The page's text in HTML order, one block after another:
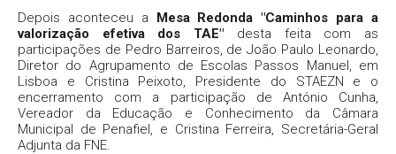
Depois aconteceu a Mesa Redonda "Caminhos para a
valorização efetiva dos TAE" desta feita com as
participações de Pedro Barreiros, de João Paulo Leonardo,
Diretor do Agrupamento de Escolas Passos Manuel, em
Lisboa e Cristina Peixoto, Presidente do STAEZN e o
encerramento com a participação de António Cunha,
Vereador da Educação e Conhecimento da Câmara
Municipal de Penafiel, e Cristina Ferreira, Secretária-Geral
Adjunta da FNE.